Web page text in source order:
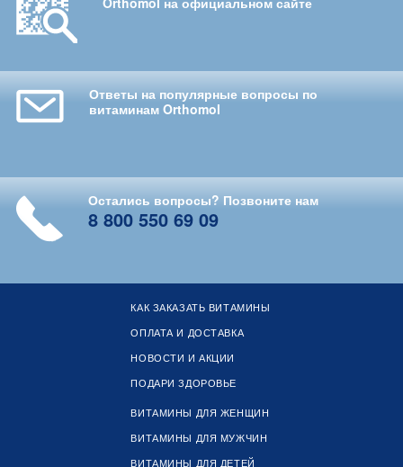
Ответы на популярные вопросы по
витаминам Orthomol
Остались вопросы? Позвоните нам
8 800 550 69 09
КАК ЗАКАЗАТЬ ВИТАМИНЫ
ОПЛАТА И ДОСТАВКА
НОВОСТИ И АКЦИИ
ПОДАРИ ЗДОРОВЬЕ
ВИТАМИНЫ ДЛЯ ЖЕНЩИН
ВИТАМИНЫ ДЛЯ МУЖЧИН
ВИТАМИНЫ ДЛЯ ДЕТЕЙ